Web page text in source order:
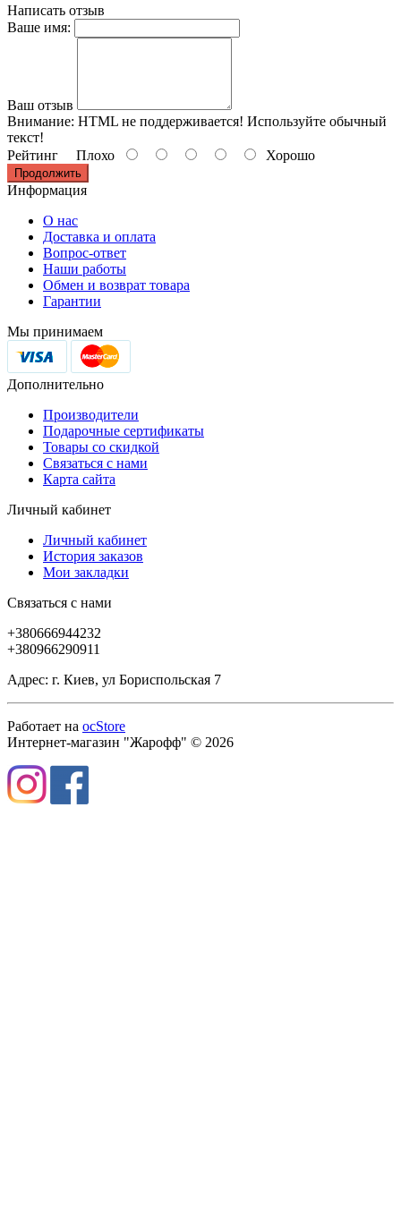
Написать отзыв
Ваше имя:
Ваш отзыв
Внимание: HTML не поддерживается! Используйте обычный
текст!
Рейтинг Плохо Хорошо
Продолжить
Информация
О нас
Доставка и оплата
Вопрос-ответ
Наши работы
Обмен и возврат товара
Гарантии
Мы принимаем
Дополнительно
Производители
Подарочные сертификаты
Товары со скидкой
Связаться с нами
Карта сайта
Личный кабинет
Личный кабинет
История заказов
Мои закладки
Связаться с нами
+380666944232
+380966290911
Адрес: г. Киев, ул Бориспольская 7
Работает на ocStore
Интернет-магазин "Жарофф" © 2026